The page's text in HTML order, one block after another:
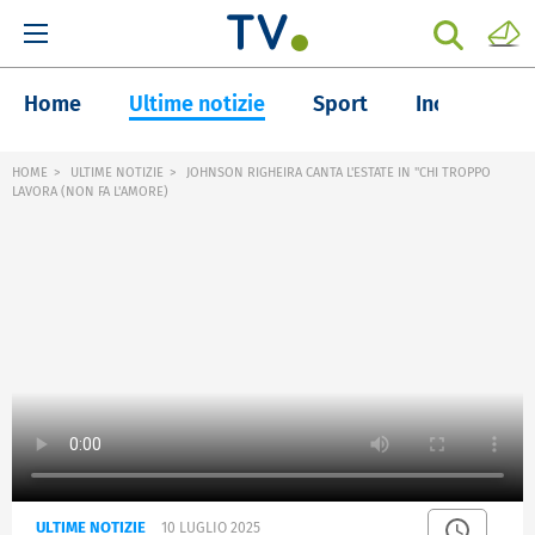
Home Ultime notizie Sport Inchieste
HOME ULTIME NOTIZIE
JOHNSON RIGHEIRA CANTA L'ESTATE IN "CHI TROPPO
LAVORA (NON FA L'AMORE)
ULTIME NOTIZIE 10 LUGLIO 2025